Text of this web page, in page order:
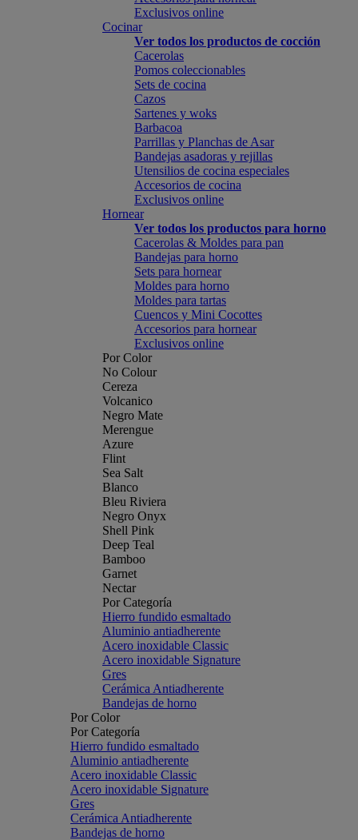
Exclusivos online
Cocinar
Ver todos los productos de cocción
Cacerolas
Pomos coleccionables
Sets de cocina
Cazos
Sartenes y woks
Barbacoa
Parrillas y Planchas de Asar
Bandejas asadoras y rejillas
Utensilios de cocina especiales
Accesorios de cocina
Exclusivos online
Hornear
Ver todos los productos para horno
Cacerolas & Moldes para pan
Bandejas para horno
Sets para hornear
Moldes para horno
Moldes para tartas
Cuencos y Mini Cocottes
Accesorios para hornear
Exclusivos online
Por Color
No Colour
Cereza
Volcanico
Negro Mate
Merengue
Azure
Flint
Sea Salt
Blanco
Bleu Riviera
Negro Onyx
Shell Pink
Deep Teal
Bamboo
Garnet
Nectar
Por Categoría
Hierro fundido esmaltado
Aluminio antiadherente
Acero inoxidable Classic
Acero inoxidable Signature
Gres
Cerámica Antiadherente
Bandejas de horno
Por Color
Por Categoría
Hierro fundido esmaltado
Aluminio antiadherente
Acero inoxidable Classic
Acero inoxidable Signature
Gres
Cerámica Antiadherente
Bandejas de horno